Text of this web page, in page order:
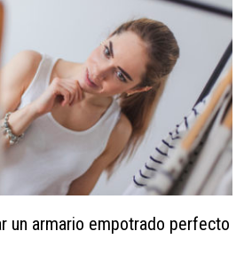
un armario empotrado perfecto